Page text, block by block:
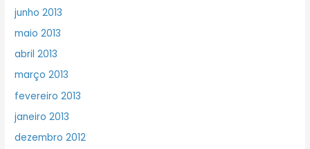
junho 2013
maio 2013
abril 2013
março 2013
fevereiro 2013
janeiro 2013
dezembro 2012